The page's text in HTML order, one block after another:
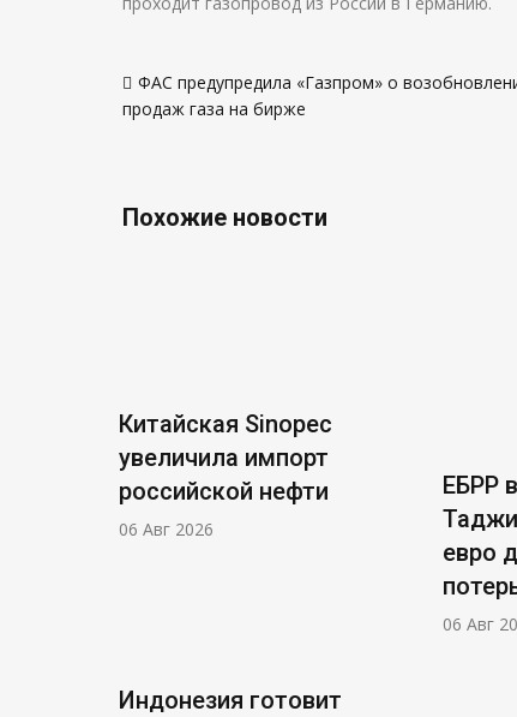
поФАС предупредила «Газпром» о
продаж газа на бирже
Похожие новости
Китайская Sinopec
увеличила импорт
российской нефти
06 Авг 2026
ЕБРР
евро
06 Авг
Индонезия готовит